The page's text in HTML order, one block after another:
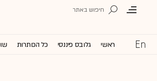
ראשי גלובס פיננסי כל הכותרות